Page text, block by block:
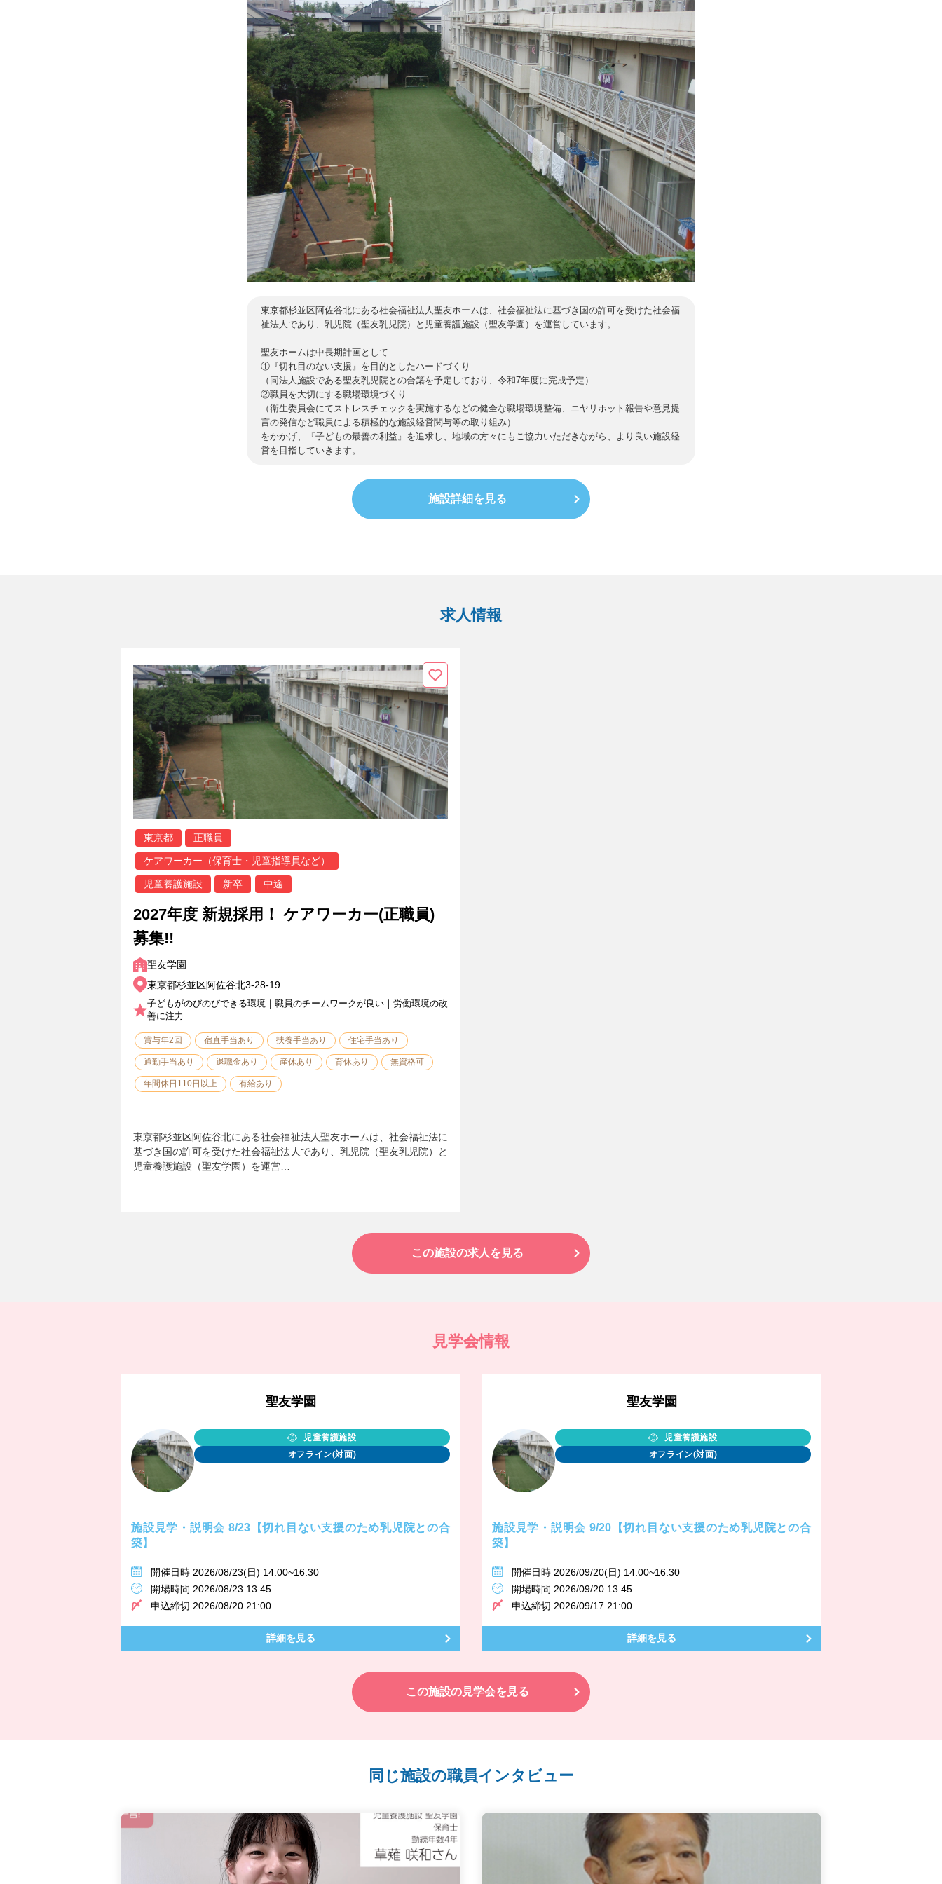
東京都杉並区阿佐谷北にある社会福祉法人聖友ホームは、社会福祉法に基づき国の許可を受けた社会福
祉法人であり、乳児院（聖友乳児院）と児童養護施設（聖友学園）を運営しています。
聖友ホームは中長期計画として
①『切れ目のない支援』を目的としたハードづくり
（同法人施設である聖友乳児院との合築を予定しており、令和7年度に完成予定）
②職員を大切にする職場環境づくり
（衛生委員会にてストレスチェックを実施するなどの健全な職場環境整備、ニヤリホット報告や意見提
言の発信など職員による積極的な施設経営関与等の取り組み）
をかかげ、『子どもの最善の利益』を追求し、地域の方々にもご協力いただきながら、より良い施設経
営を目指していきます。
施設詳細を見る
求人情報
東京都 正職員
ケアワーカー（保育士・児童指導員など）
児童養護施設 新卒 中途
2027年度 新規採用！ ケアワーカー(正職員)
募集!!
聖友学園
東京都杉並区阿佐谷北3-28-19
子どもがのびのびできる環境｜職員のチームワークが良い｜労働環境の改
善に注力
賞与年2回 宿直手当あり 扶養手当あり 住宅手当あり
通勤手当あり 退職金あり 産休あり 育休あり 無資格可
年間休日110日以上 有給あり
東京都杉並区阿佐谷北にある社会福祉法人聖友ホームは、社会福祉法に
基づき国の許可を受けた社会福祉法人であり、乳児院（聖友乳児院）と
児童養護施設（聖友学園）を運営…
この施設の求人を見る
見学会情報
聖友学園
児童養護施設
オフライン(対面)
施設見学・説明会 8/23【切れ目ない支援のため乳児院との合
築】
開催日時 2026/08/23(日) 14:00~16:30
開場時間 2026/08/23 13:45
申込締切 2026/08/20 21:00
詳細を見る
聖友学園
児童養護施設
オフライン(対面)
施設見学・説明会 9/20【切れ目ない支援のため乳児院との合
築】
開催日時 2026/09/20(日) 14:00~16:30
開場時間 2026/09/20 13:45
申込締切 2026/09/17 21:00
詳細を見る
この施設の見学会を見る
同じ施設の職員インタビュー